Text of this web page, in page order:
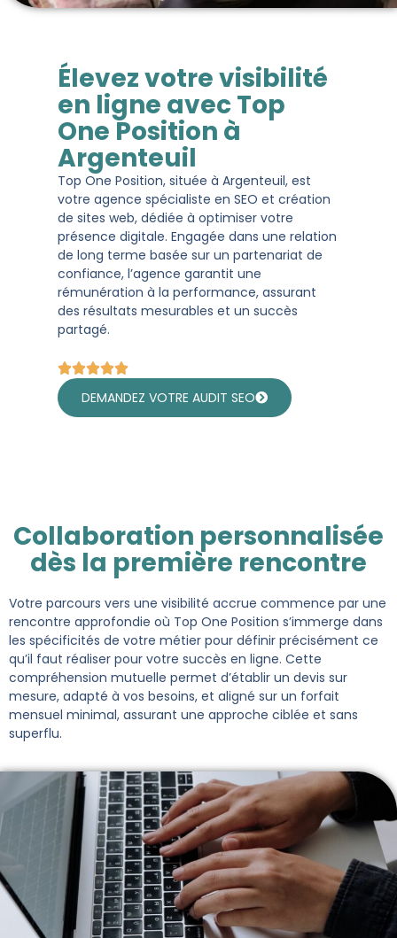
Élevez votre visibilité
en ligne avec Top
One Position à
Argenteuil
Top One Position, située à Argenteuil, est
votre agence spécialiste en SEO et création
de sites web, dédiée à optimiser votre
présence digitale. Engagée dans une relation
de long terme basée sur un partenariat de
confiance, l’agence garantit une
rémunération à la performance, assurant
des résultats mesurables et un succès
partagé.
DEMANDEZ VOTRE AUDIT SEO
Collaboration personnalisée
dès la première rencontre
Votre parcours vers une visibilité accrue commence par une
rencontre approfondie où Top One Position s’immerge dans
les spécificités de votre métier pour définir précisément ce
qu’il faut réaliser pour votre succès en ligne. Cette
compréhension mutuelle permet d’établir un devis sur
mesure, adapté à vos besoins, et aligné sur un forfait
mensuel minimal, assurant une approche ciblée et sans
superflu.